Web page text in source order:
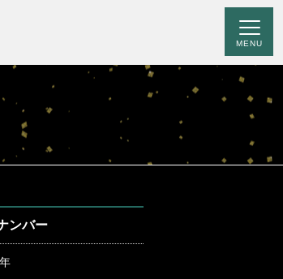
MENU
ンバー